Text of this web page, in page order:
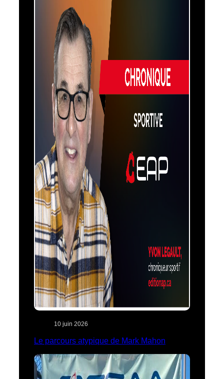
10 juin 2026
Le parcours atypique de Mark Mahon